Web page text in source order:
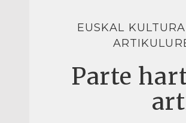
EUSKAL
Parte